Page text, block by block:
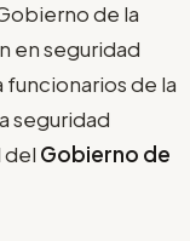
de la
en seguridad
de la
seguridad
del Gobierno de